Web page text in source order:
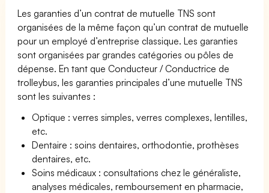
Les garanties d’un contrat de mutuelle TNS sont
organisées de la même façon qu’un contrat de mutuelle
pour un employé d’entreprise classique. Les garanties
sont organisées par grandes catégories ou pôles de
dépense. En tant que Conducteur / Conductrice de
trolleybus, les garanties principales d’une mutuelle TNS
sont les suivantes :
Optique : verres simples, verres complexes, lentilles,
etc.
Dentaire : soins dentaires, orthodontie, prothèses
dentaires, etc.
Soins médicaux : consultations chez le généraliste,
analyses médicales, remboursement en pharmacie,